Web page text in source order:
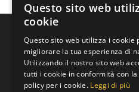
Indirizzo
Lions Club
Questo sito web
cookie
Questo sito web utilizza i cookie
migliorare la tua esperienza di
Utilizzando il nostro sito web
tutti i cookie in conformità con la
policy per i cookie. Leggi di più